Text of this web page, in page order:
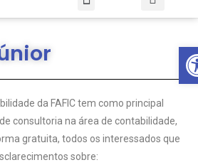
da FAFIC tem como principal
consultoria na área de contabilidade,
gratuita, todos os interessados que
sobre:
Open toolbar